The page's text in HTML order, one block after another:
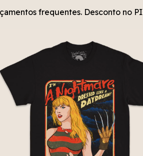
frequentes. Desconto no